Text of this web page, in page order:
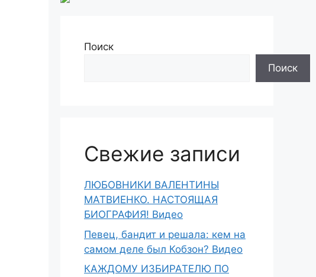
Поиск
Поиск
Свежие записи
ЛЮБОВНИКИ ВАЛЕНТИНЫ
МАТВИЕНКО. НАСТОЯЩАЯ
БИОГРАФИЯ! Видео
Певец, бандит и решала: кем на
самом деле был Кобзон? Видео
КАЖДОМУ ИЗБИРАТЕЛЮ ПО